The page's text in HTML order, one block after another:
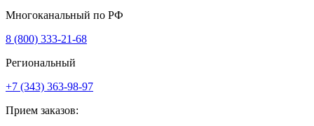
Многоканальный по РФ
8 (800) 333‑21-68
Региональный
+7 (343) 363-98-97
Прием заказов: